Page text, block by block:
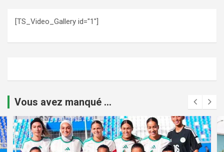
[TS_Video_Gallery id="1"]
Vous avez manqué ...